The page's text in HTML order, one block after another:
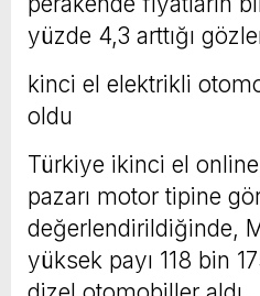
yüzde 4,3 arttığı
kinci el elektrikli
oldu
Türkiye ikinci el
pazarı motor tipine
değerlendirildiğinde,
yüksek payı 118 bin